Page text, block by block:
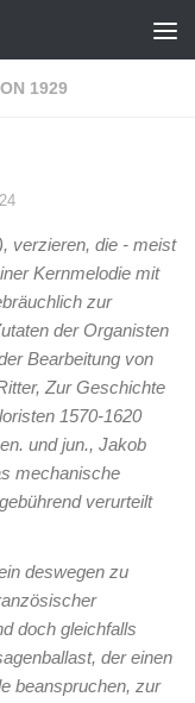
1929
verzieren, die - meist
Kernmelodie mit
zur
der Organisten
Bearbeitung von
Zur Geschichte
1570-1620
und jun., Jakob
mechanische
verurteilt
deswegen zu
doch gleichfalls
der einen
beanspruchen, zur